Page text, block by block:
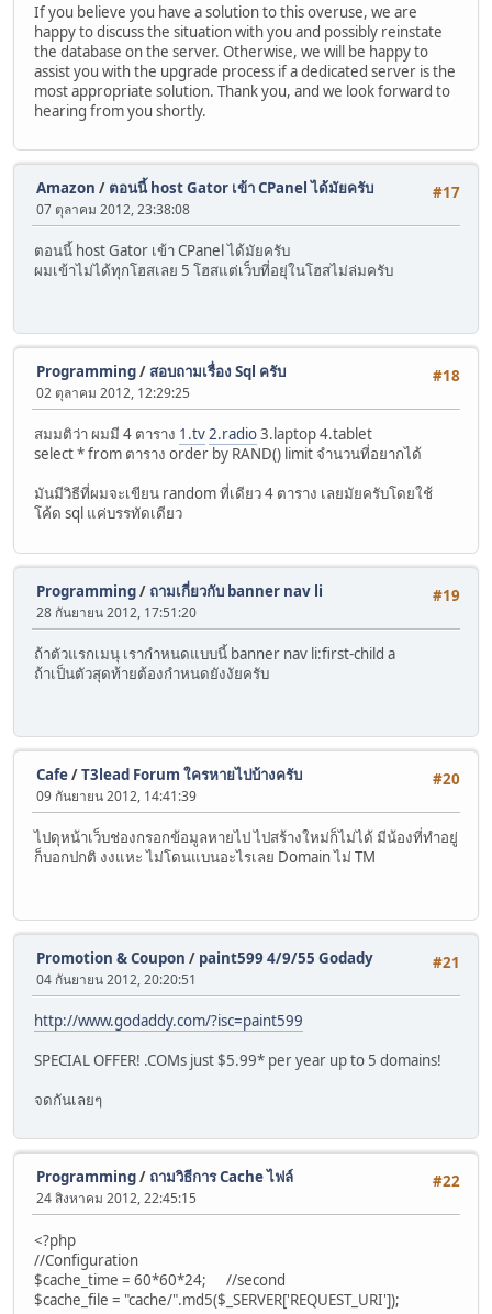
If you believe you have a solution to this overuse, we are
happy to discuss the situation with you and possibly reinstate
the database on the server. Otherwise, we will be happy to
assist you with the upgrade process if a dedicated server is the
most appropriate solution. Thank you, and we look forward to
hearing from you shortly.
#17
Amazon / ตอนนี้ host Gator เข้า CPanel ได้มัยครับ
07 ตุลาคม 2012, 23:38:08
ตอนนี้ host Gator เข้า CPanel ได้มัยครับ
ผมเข้าไม่ได้ทุกโฮสเลย 5 โฮสแต่เว็บที่อยุ่ในโฮสไม่ล่มครับ
#18
Programming/ สอบถามเรื่อง Sql ครับ
02 ตุลาคม 2012, 12:29:25
สมมติว่า ผมมี 4 ตาราง 1.tv2.radio3.laptop 4.tablet
select * from ตาราง order by RAND() limit จำนวนที่อยากได้
มันมีวิธีที่ผมจะเขียน random ที่เดียว 4 ตาราง เลยมัยครับโดยใช้
โค้ด sql แค่บรรทัดเดียว
#19
Programming/ ถามเกี่ยวกับ banner nav li
28 กันยายน 2012, 17:51:20
ถ้าตัวแรกเมนุ เรากำหนดแบบนี้ banner nav li:first-child a
ถ้าเป็นตัวสุดท้ายต้องกำหนดยังงัยครับ
#20
Cafe/T3lead Forum ใครหายไปบ้างครับ
09 กันยายน 2012, 14:41:39
ไปดุหน้าเว็บช่องกรอกข้อมูลหายไป ไปสร้างใหม่ก็ไม่ได้ มีน้องที่ทำอยู่
ก็บอกปกติ งงแหะ ไม่โดนแบนอะไรเลย Domain ไม่ TM
#21
Promotion & Coupon / paint599 4/9/55 Godady
04 กันยายน 2012, 20:20:51
http://www.godaddy.com/?isc=paint599
SPECIAL OFFER! .COMs just $5.99* per year up to 5 domains!
จดกันเลยๆ
#22
Programming/ ถามวิธีการ Cache ไฟล์
24 สิงหาคม 2012, 22:45:15
<?php
//Configuration
$cache_time = 60*60*24; //second
$cache_file = "cache/".md5($_SERVER['REQUEST_URI']);